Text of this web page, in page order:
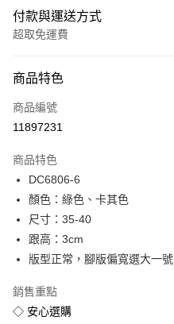
付款與運送方式
超取免運費
信用卡一次付款
超商取貨付款
Apple Pay
街口支付
悠遊付
Google Pay
全盈+PAY
商品特色
商品編號
11897231
商品特色
DC6806-6
顏色：綠色、卡其色
尺寸：35-40
跟高：3cm
版型正常，腳版偏寬選大一號
銷售重點
◇ 安心選購